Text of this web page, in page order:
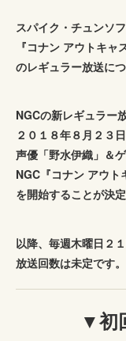
スパイク・チュンソ
『コナン アウトキャ
のレギュラー放送に
NGCの新レギュラー
２０１８年８月２３
声優「野水伊織」＆
NGC『コナン アウト
を開始することが決
以降、毎週木曜日２
放送回数は未定です。
▼初